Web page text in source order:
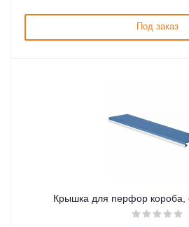
Под заказ
Крышка для перфор короба,